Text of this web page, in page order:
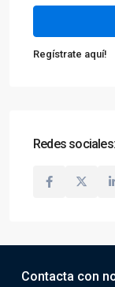
Regístrate aquí!
Redes sociales:
Contacta con